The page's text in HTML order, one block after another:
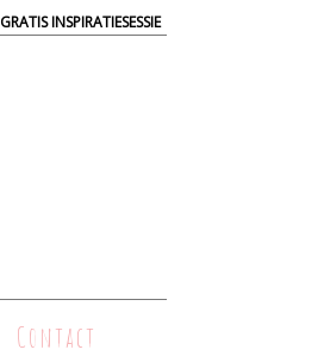
GRATIS INSPIRATIESESSIE
Contact